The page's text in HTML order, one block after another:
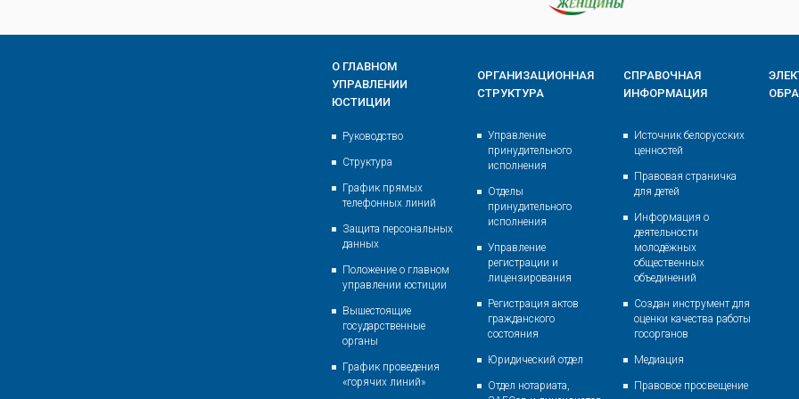
О ГЛАВНОМ
УПРАВЛЕНИИ
ЮСТИЦИИ
Руководство
Структура
График прямых
телефонных линий
Защита персональных
данных
Положение о главном
управлении юстиции
Вышестоящие
государственные
органы
График проведения
«горячих линий»
ОРГАНИЗАЦИОННАЯ
СТРУКТУРА
Управление
принудительного
исполнения
Отделы
принудительного
исполнения
Управление
регистрации и
лицензирования
Регистрация актов
гражданского
состояния
Юридический отдел
Отдел нотариата,
СПРАВОЧНАЯ
ИНФОРМАЦИЯ
Источник белорусских
ценностей
Правовая страничка
для детей
Информация о
деятельности
молодёжных
общественных
объединений
Создан инструмент для
оценки качества работы
госорганов
Медиация
Правовое просвещение